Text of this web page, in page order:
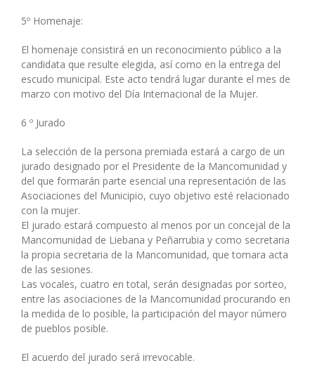
5º Homenaje:
El homenaje consistirá en un reconocimiento público a la
candidata que resulte elegida, así como en la entrega del
escudo municipal. Este acto tendrá lugar durante el mes de
marzo con motivo del Día Internacional de la Mujer.
6 º Jurado
La selección de la persona premiada estará a cargo de un
jurado designado por el Presidente de la Mancomunidad y
del que formarán parte esencial una representación de las
Asociaciones del Municipio, cuyo objetivo esté relacionado
con la mujer.
El jurado estará compuesto al menos por un concejal de la
Mancomunidad de Liebana y Peñarrubia y como secretaria
la propia secretaria de la Mancomunidad, que tomara acta
de las sesiones.
Las vocales, cuatro en total, serán designadas por sorteo,
entre las asociaciones de la Mancomunidad procurando en
la medida de lo posible, la participación del mayor número
de pueblos posible.
El acuerdo del jurado será irrevocable.